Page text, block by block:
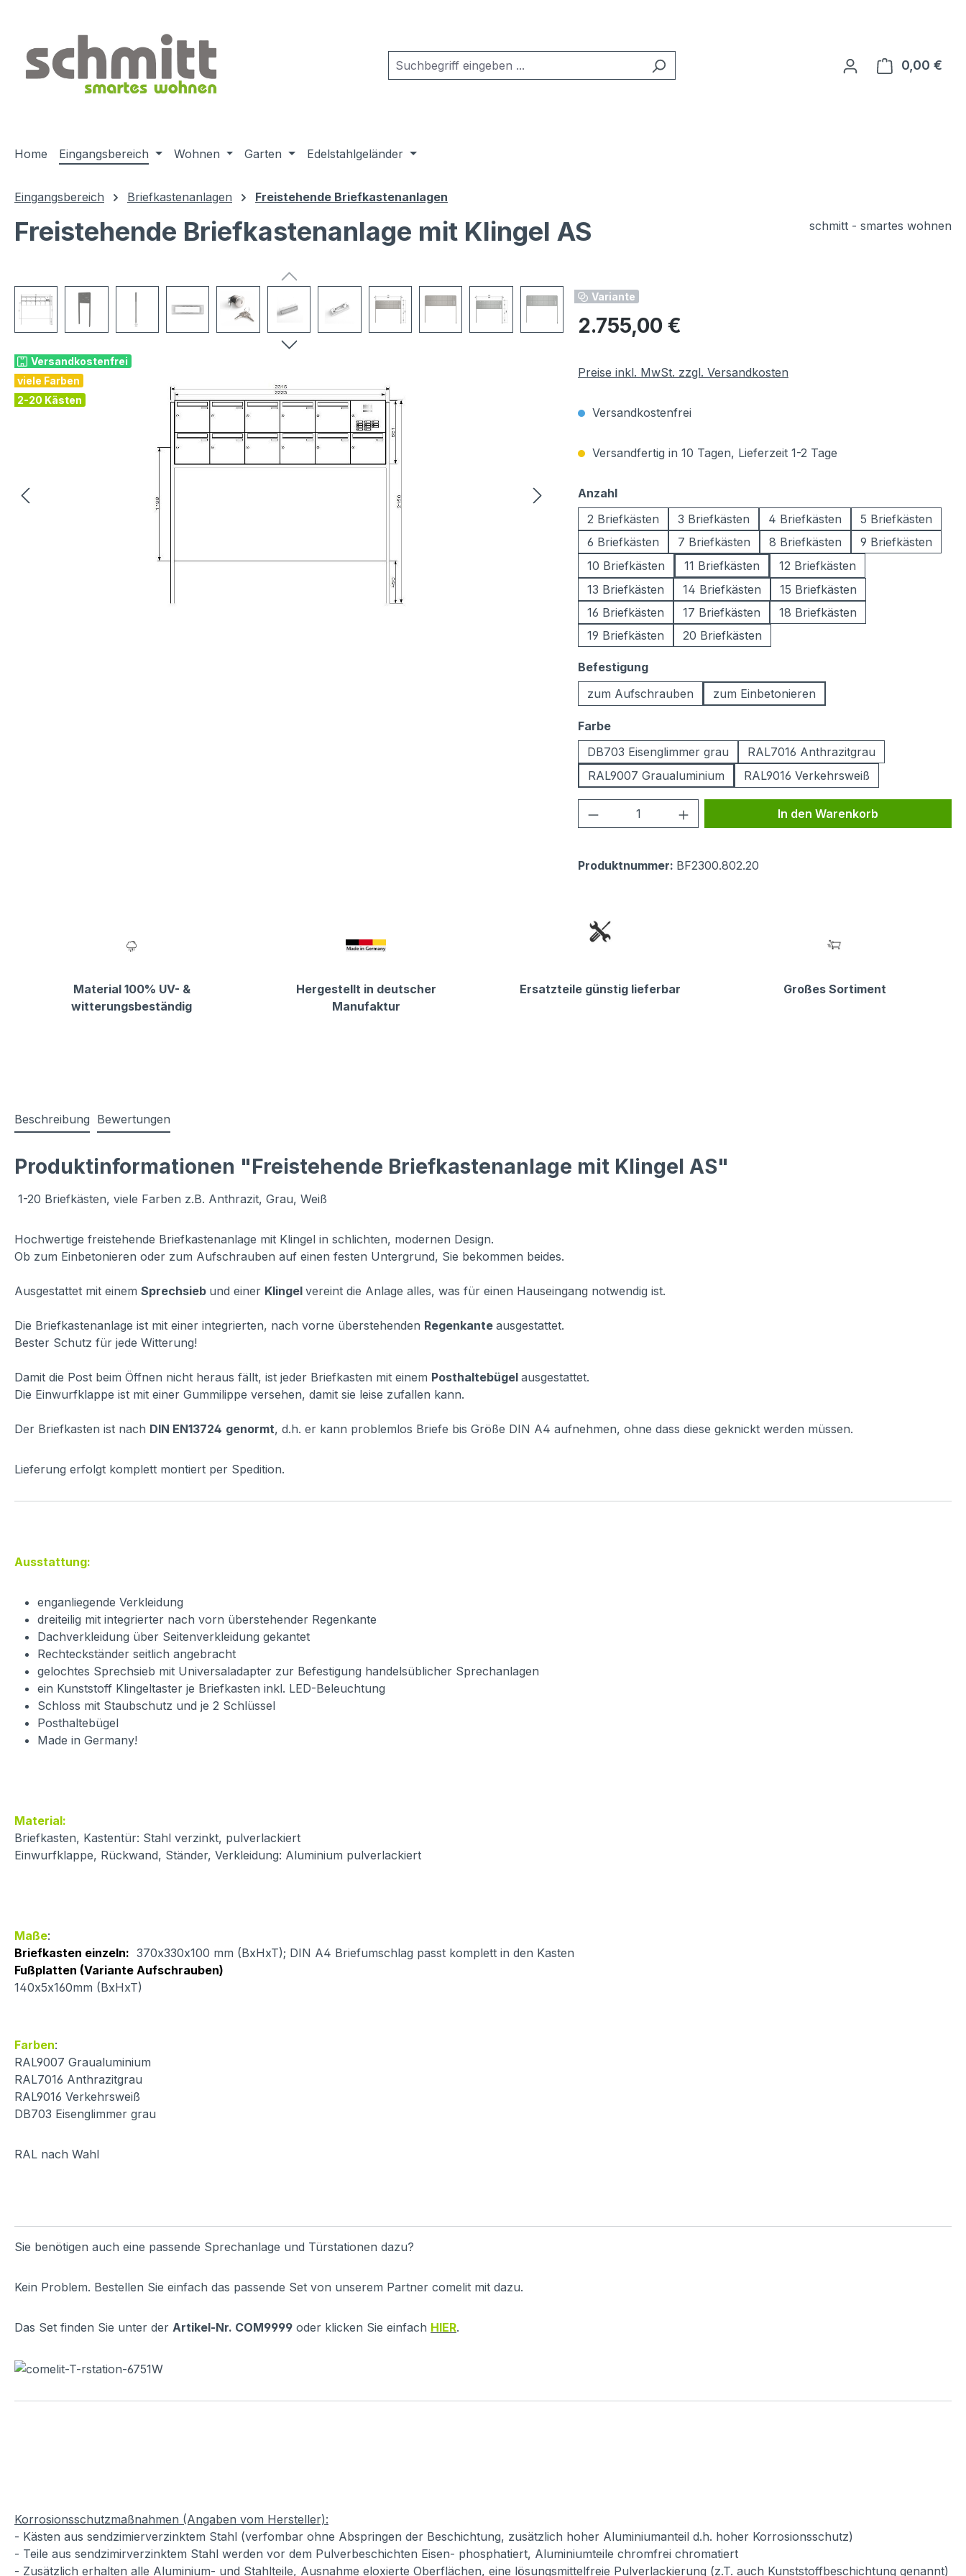
0,00 €
Home Eingangsbereich Wohnen Garten Edelstahlgeländer
Eingangsbereich Briefkastenanlagen Freistehende Briefkastenanlagen
Freistehende Briefkastenanlage mit Klingel AS schmitt - smartes wohnen
Versandkostenfrei
viele Farben
2-20 Kästen
Variante
Regulärer Preis:
2.755,00 €
Preise inkl. MwSt. zzgl. Versandkosten
Versandkostenfrei
Versandfertig in 10 Tagen, Lieferzeit 1-2 Tage
Anzahlauswählen
2 Briefkästen
3 Briefkästen 4 Briefkästen
5 Briefkästen
6 Briefkästen
7 Briefkästen 8 Briefkästen
9 Briefkästen
10 Briefkästen
11 Briefkästen
12 Briefkästen
13 Briefkästen
14 Briefkästen
15 Briefkästen
16 Briefkästen
17 Briefkästen
18 Briefkästen
19 Briefkästen
20 Briefkästen
Befestigungauswählen
zum Aufschrauben
zum Einbetonieren
Farbeauswählen
DB703 Eisenglimmer grau
RAL7016 Anthrazitgrau
RAL9007 Graualuminium
RAL9016 Verkehrsweiß
Produkt Anzahl: Gib den gewünschten Wert
In den Warenkorb
Produktnummer: BF2300.802.20
Material 100% UV- &
witterungsbeständig
Hergestellt in deutscher
Manufaktur
Ersatzteile günstig lieferbar Großes Sortiment
Beschreibung Bewertungen
Produktinformationen "Freistehende Briefkastenanlage mit Klingel AS"
1-20 Briefkästen, viele Farben z.B. Anthrazit, Grau, Weiß
Hochwertige freistehende Briefkastenanlage mit Klingel in schlichten, modernen Design.
Ob zum Einbetonieren oder zum Aufschrauben auf einen festen Untergrund, Sie bekommen beides.
Ausgestattet mit einem Sprechsieb und einer Klingel vereint die Anlage alles, was für einen Hauseingang notwendig ist.
Die Briefkastenanlage ist mit einer integrierten, nach vorne überstehenden Regenkante ausgestattet.
Bester Schutz für jede Witterung!
Damit die Post beim Öffnen nicht heraus fällt, ist jeder Briefkasten mit einem Posthaltebügel ausgestattet.
Die Einwurfklappe ist mit einer Gummilippe versehen, damit sie leise zufallen kann.
Der Briefkasten ist nach DIN EN13724 genormt, d.h. er kann problemlos Briefe bis Größe DIN A4 aufnehmen, ohne dass diese geknickt werden müssen.
Lieferung erfolgt komplett montiert per Spedition.
Ausstattung:
enganliegende Verkleidung
dreiteilig mit integrierter nach vorn überstehender Regenkante
Dachverkleidung über Seitenverkleidung gekantet
Rechteckständer seitlich angebracht
gelochtes Sprechsieb mit Universaladapter zur Befestigung handelsüblicher Sprechanlagen
ein Kunststoff Klingeltaster je Briefkasten inkl. LED-Beleuchtung
Schloss mit Staubschutz und je 2 Schlüssel
Posthaltebügel
Made in Germany!
Material:
Briefkasten, Kastentür: Stahl verzinkt, pulverlackiert
Einwurfklappe, Rückwand, Ständer, Verkleidung: Aluminium pulverlackiert
Maße:
Briefkasten einzeln: 370x330x100 mm (BxHxT); DIN A4 Briefumschlag passt komplett in den Kasten
Fußplatten (Variante Aufschrauben)
140x5x160mm (BxHxT)
Farben:
RAL9007 Graualuminium
RAL7016 Anthrazitgrau
RAL9016 Verkehrsweiß
DB703 Eisenglimmer grau
RAL nach Wahl
Sie benötigen auch eine passende Sprechanlage und Türstationen dazu?
Kein Problem. Bestellen Sie einfach das passende Set von unserem Partner comelit mit dazu.
Das Set finden Sie unter der Artikel-Nr. COM9999 oder klicken Sie einfach HIER.
Korrosionsschutzmaßnahmen (Angaben vom Hersteller):
- Kästen aus sendzimierverzinktem Stahl (verfombar ohne Abspringen der Beschichtung, zusätzlich hoher Aluminiumanteil d.h. hoher Korrosionsschutz)
- Teile aus sendzimirverzinktem Stahl werden vor dem Pulverbeschichten Eisen- phosphatiert, Aluminiumteile chromfrei chromatiert
- Zusätzlich erhalten alle Aluminium- und Stahlteile, Ausnahme eloxierte Oberflächen, eine lösungsmittelfreie Pulverlackierung (z.T. auch Kunststoffbeschichtung genannt)